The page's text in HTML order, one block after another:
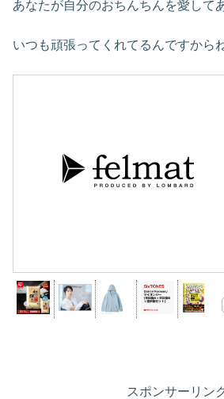
あなたが自分のおちんちんを愛して
いつも頑張ってくれてるんですから
スポンサーリン